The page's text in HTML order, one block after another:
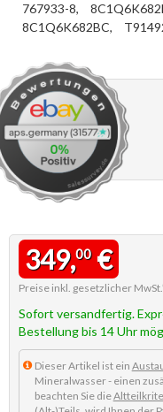
767933-8,
8C1Q6K682BC,
349,00€
Preise inkl. gesetzlicher
Sofort versandfertig.
Bestellung bis 14 Uhr
Dieser Artikel ist ein
Mineralwasser - einen
beachten Sie die